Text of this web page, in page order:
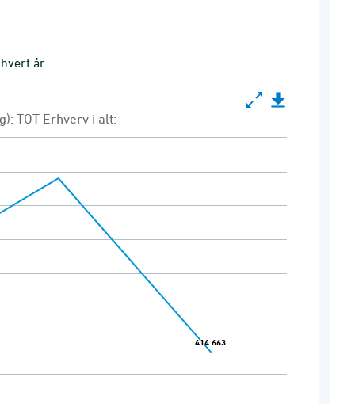
år.
TOT Erhverv i alt:
414.663
414.663